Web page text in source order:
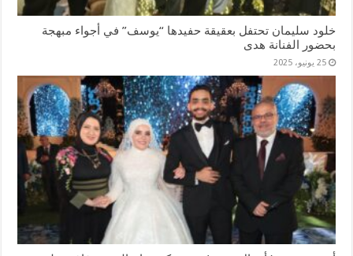
خلود سليمان تحتفل بعقيقة حفيدها “يوسف” في أجواء مبهجة
بحضور الفنانة هدى
25 يونيو، 2025